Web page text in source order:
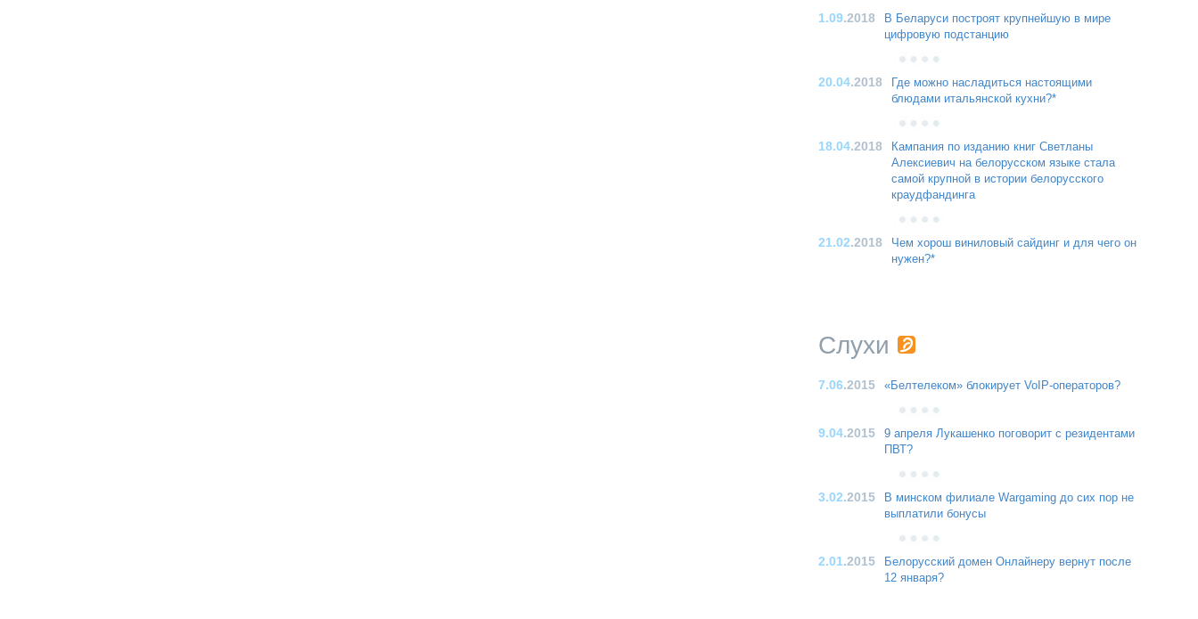
1.09.2018
В Беларуси построят крупнейшую в мире
цифровую подстанцию
20.04.2018
Где можно насладиться настоящими
блюдами итальянской кухни?*
18.04.2018
Кампания по изданию книг Светланы
Алексиевич на белорусском языке стала
самой крупной в истории белорусского
краудфандинга
21.02.2018
Чем хорош виниловый сайдинг и для чего он
нужен?*
Слухи
7.06.2015 «Белтелеком» блокирует VoIP-операторов?
9.04.2015
9 апреля Лукашенко поговорит с резидентами
ПВТ?
3.02.2015
В минском филиале Wargaming до сих пор не
выплатили бонусы
2.01.2015
Белорусский домен Онлайнеру вернут после
12 января?